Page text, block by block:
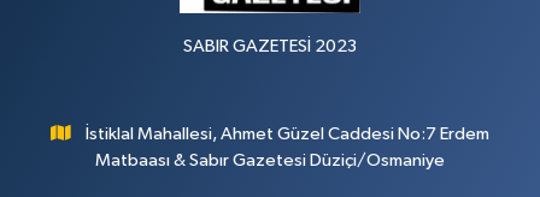
SABIR GAZETESİ 2023
İstiklal Mahallesi, Ahmet Güzel Caddesi No:7 Erdem
Matbaası & Sabır Gazetesi Düziçi/Osmaniye